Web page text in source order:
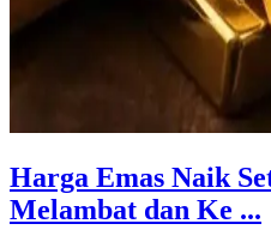
Harga Emas Naik
Melambat dan Ke ...